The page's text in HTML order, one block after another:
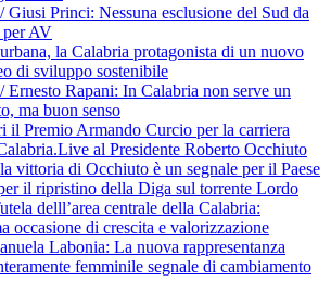
Princi: Nessuna esclusione del Sud da
per AV
la Calabria protagonista di un nuovo
di sviluppo sostenibile
Rapani: In Calabria non serve un
ma buon senso
il Premio Armando Curcio per la carriera
al Presidente Roberto Occhiuto
vittoria di Occhiuto è un segnale per il Paese
il ripristino della Diga sul torrente Lordo
delll’area centrale della Calabria:
occasione di crescita e valorizzazione
Labonia: La nuova rappresentanza
femminile segnale di cambiamento